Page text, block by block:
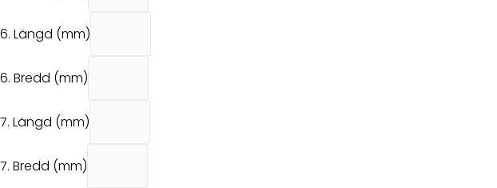
6. Längd (mm)
6. Bredd (mm)
7. Längd (mm)
7. Bredd (mm)